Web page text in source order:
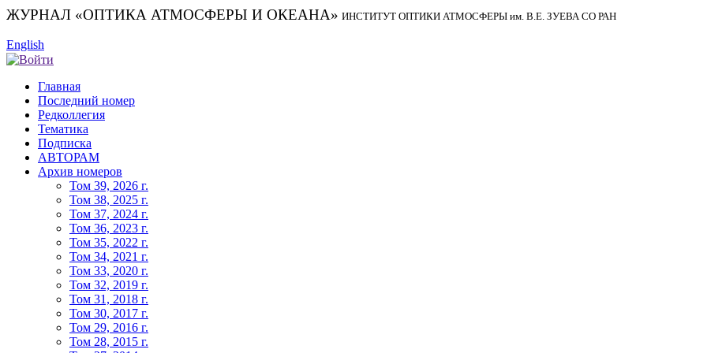
ЖУРНАЛ «ОПТИКА АТМОСФЕРЫ И ОКЕАНА» ИНСТИТУТ ОПТИКИ АТМОСФЕРЫ им. В.Е. ЗУЕВА СО РАН
English
Главная
Последний номер
Редколлегия
Тематика
Подписка
АВТОРАМ
Архив номеров
Том 39, 2026 г.
Том 38, 2025 г.
Том 37, 2024 г.
Том 36, 2023 г.
Том 35, 2022 г.
Том 34, 2021 г.
Том 33, 2020 г.
Том 32, 2019 г.
Том 31, 2018 г.
Том 30, 2017 г.
Том 29, 2016 г.
Том 28, 2015 г.